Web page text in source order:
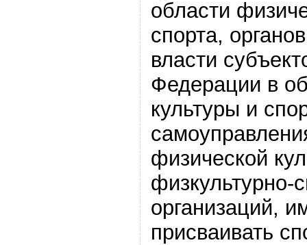
области
спорта,
власти
Федерации в
культуры и
физической
физкультурно-
организаций,
присваивать